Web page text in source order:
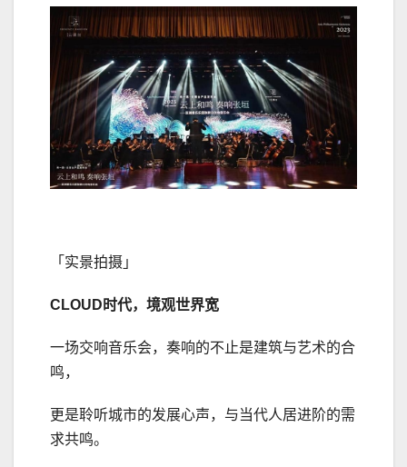
「实景拍摄」
CLOUD时代， 境观世界宽
一场交响音乐会，奏响的不止是建筑与艺术的合
鸣，
更是聆听城市的发展心声，与当代人居进阶的需
求共鸣。